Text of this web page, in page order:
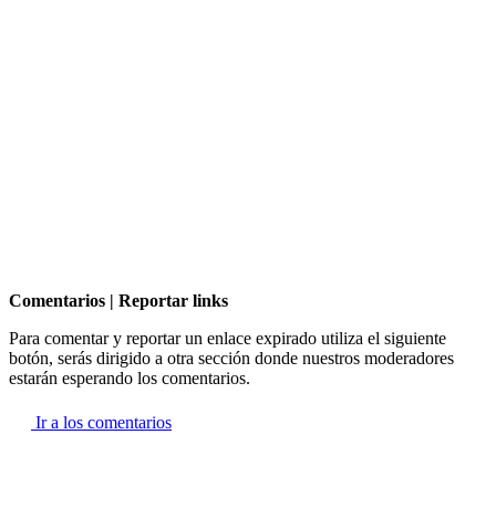
Comentarios | Reportar links
Para comentar y reportar un enlace expirado utiliza el siguiente
botón, serás dirigido a otra sección donde nuestros moderadores
estarán esperando los comentarios.
Ir a los comentarios